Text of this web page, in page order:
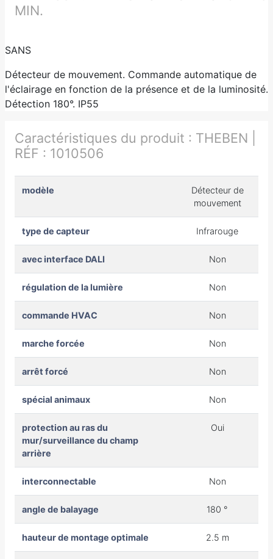
MIN.
SANS
Détecteur de mouvement. Commande automatique de
l'éclairage en fonction de la présence et de la luminosité.
Détection 180°. IP55
Caractéristiques du produit : THEBEN |
RÉF : 1010506
modèle
Détecteur de
mouvement
type de capteur Infrarouge
avec interface DALI Non
régulation de la lumière Non
commande HVAC Non
marche forcée Non
arrêt forcé Non
spécial animaux Non
protection au ras du
mur/surveillance du champ
arrière
Oui
interconnectable Non
angle de balayage 180 °
hauteur de montage optimale 2.5 m